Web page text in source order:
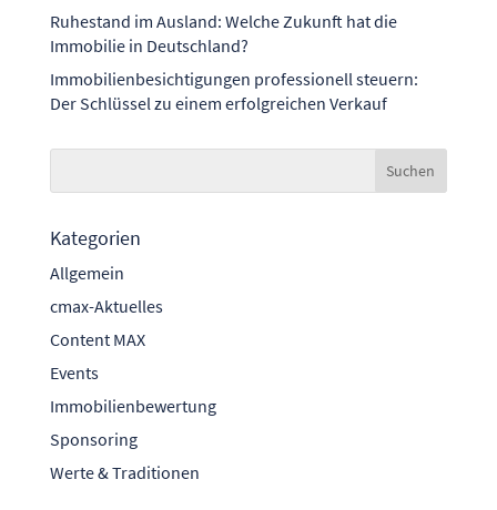
Ruhestand im Ausland: Welche Zukunft hat die
Immobilie in Deutschland?
Immobilienbesichtigungen professionell steuern:
Der Schlüssel zu einem erfolgreichen Verkauf
Kategorien
Allgemein
cmax-Aktuelles
Content MAX
Events
Immobilienbewertung
Sponsoring
Werte & Traditionen